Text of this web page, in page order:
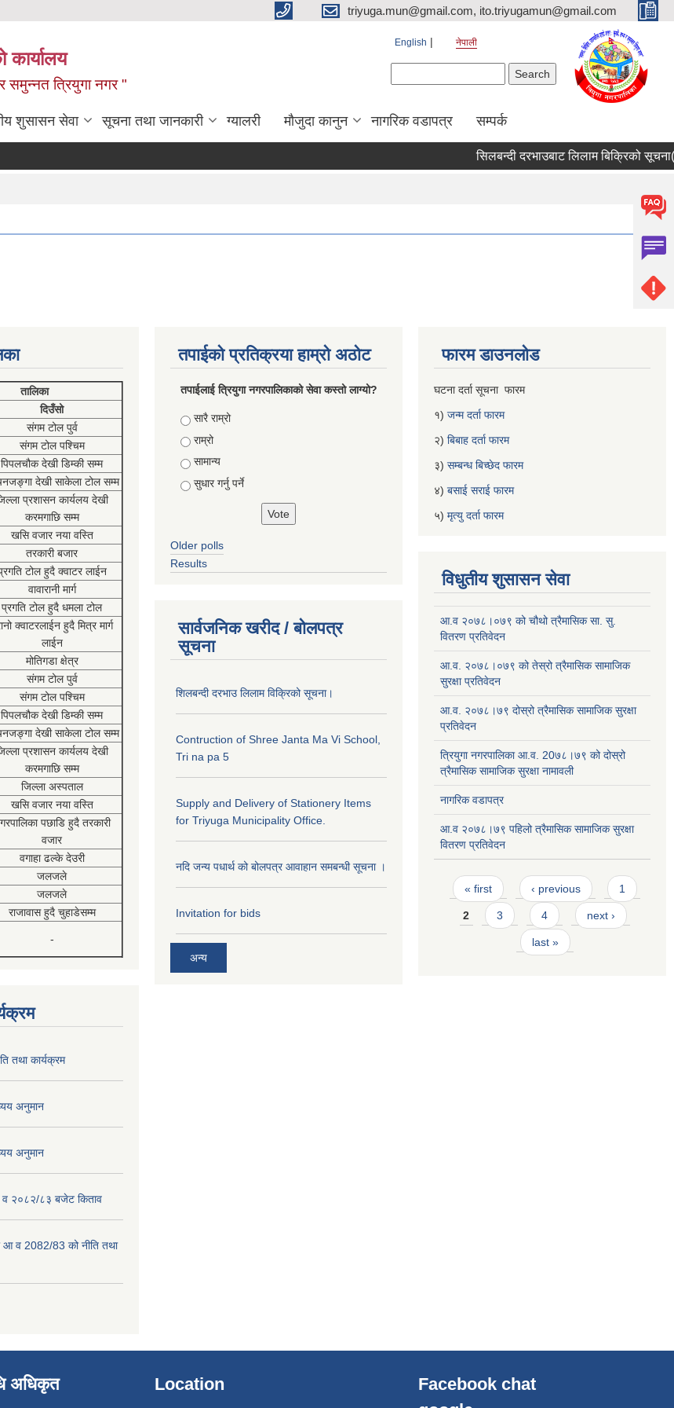
triyuga.mun@gmail.com, ito.triyugamun@gmail.com
कार्यालय
समुन्नत त्रियुगा नगर "
English नेपाली
शुसासन सेवा सूचना तथा जानकारी ग्यालरी मौजुदा कानुन नागरिक वडापत्र सम्पर्क
सिलबन्दी दरभाउबाट लिलाम बिक्रिको सूचना(
तालिका
दिउँसो
संगम टोल पुर्व
संगम टोल पश्चिम
पिपलचौक देखी डिम्की सम्म
देखी साकेला टोल सम्म
प्रशासन कार्यलय देखी
करमगाछि सम्म
खसि वजार नया वस्ति
तरकारी बजार
टोल हुदै क्वाटर लाईन
वावारानी मार्ग
प्रगति टोल हुदै धमला टोल
क्वाटरलाईन हुदै मित्र मार्ग
लाईन
मोतिगडा क्षेत्र
संगम टोल पुर्व
संगम टोल पश्चिम
पिपलचौक देखी डिम्की सम्म
देखी साकेला टोल सम्म
प्रशासन कार्यलय देखी
करमगाछि सम्म
जिल्ला अस्पताल
खसि वजार नया वस्ति
पछाडि हुदै तरकारी
वजार
वगाहा ढल्के देउरी
जलजले
जलजले
राजावास हुदै चुहाडेसम्म
-
तथा कार्यक्रम
अनुमान
अनुमान
व २०८२/८३ बजेट किताव
आ व 2082/83 को नीति तथा
तपाईको प्रतिक्रया हाम्रो अठोट
तपाईलाई त्रियुगा नगरपालिकाको सेवा कस्तो लाग्यो?
Choices
सारै राम्रो
राम्रो
सामान्य
सुधार गर्नु पर्ने
Older polls
Results
सार्वजनिक खरीद / बोलपत्र
सूचना
शिलबन्दी दरभाउ लिलाम विक्रिको सूचना।
Contruction of Shree Janta Ma Vi School,
Tri na pa 5
Supply and Delivery of Stationery Items
for Triyuga Municipality Office.
नदि जन्य पधार्थ को बोलपत्र आवाहान समबन्धी सूचना ।
Invitation for bids
अन्य
फारम डाउनलोड
घटना दर्ता सूचना फारम
१) जन्म दर्ता फारम
२) बिबाह दर्ता फारम
३) सम्बन्ध बिच्छेद फारम
४) बसाई सराई फारम
५) मृत्यु दर्ता फारम
विधुतीय शुसासन सेवा
आ.व २०७८।०७९ को चौथो त्रैमासिक सा. सु.
वितरण प्रतिवेदन
आ.व. २०७८।०७९ को तेस्रो त्रैमासिक सामाजिक
सुरक्षा प्रतिवेदन
आ.व. २०७८।७९ दोस्रो त्रैमासिक सामाजिक सुरक्षा
प्रतिवेदन
त्रियुगा नगरपालिका आ.व. 20७८।७९ को दोस्रो
त्रैमासिक सामाजिक सुरक्षा नामावली
नागरिक वडापत्र
आ.व २०७८।७९ पहिलो त्रैमासिक सामाजिक सुरक्षा
वितरण प्रतिवेदन
Pages
« first ‹ previous 1
2 3 4 next ›
last »
अधिकृत Location
Facebook chat